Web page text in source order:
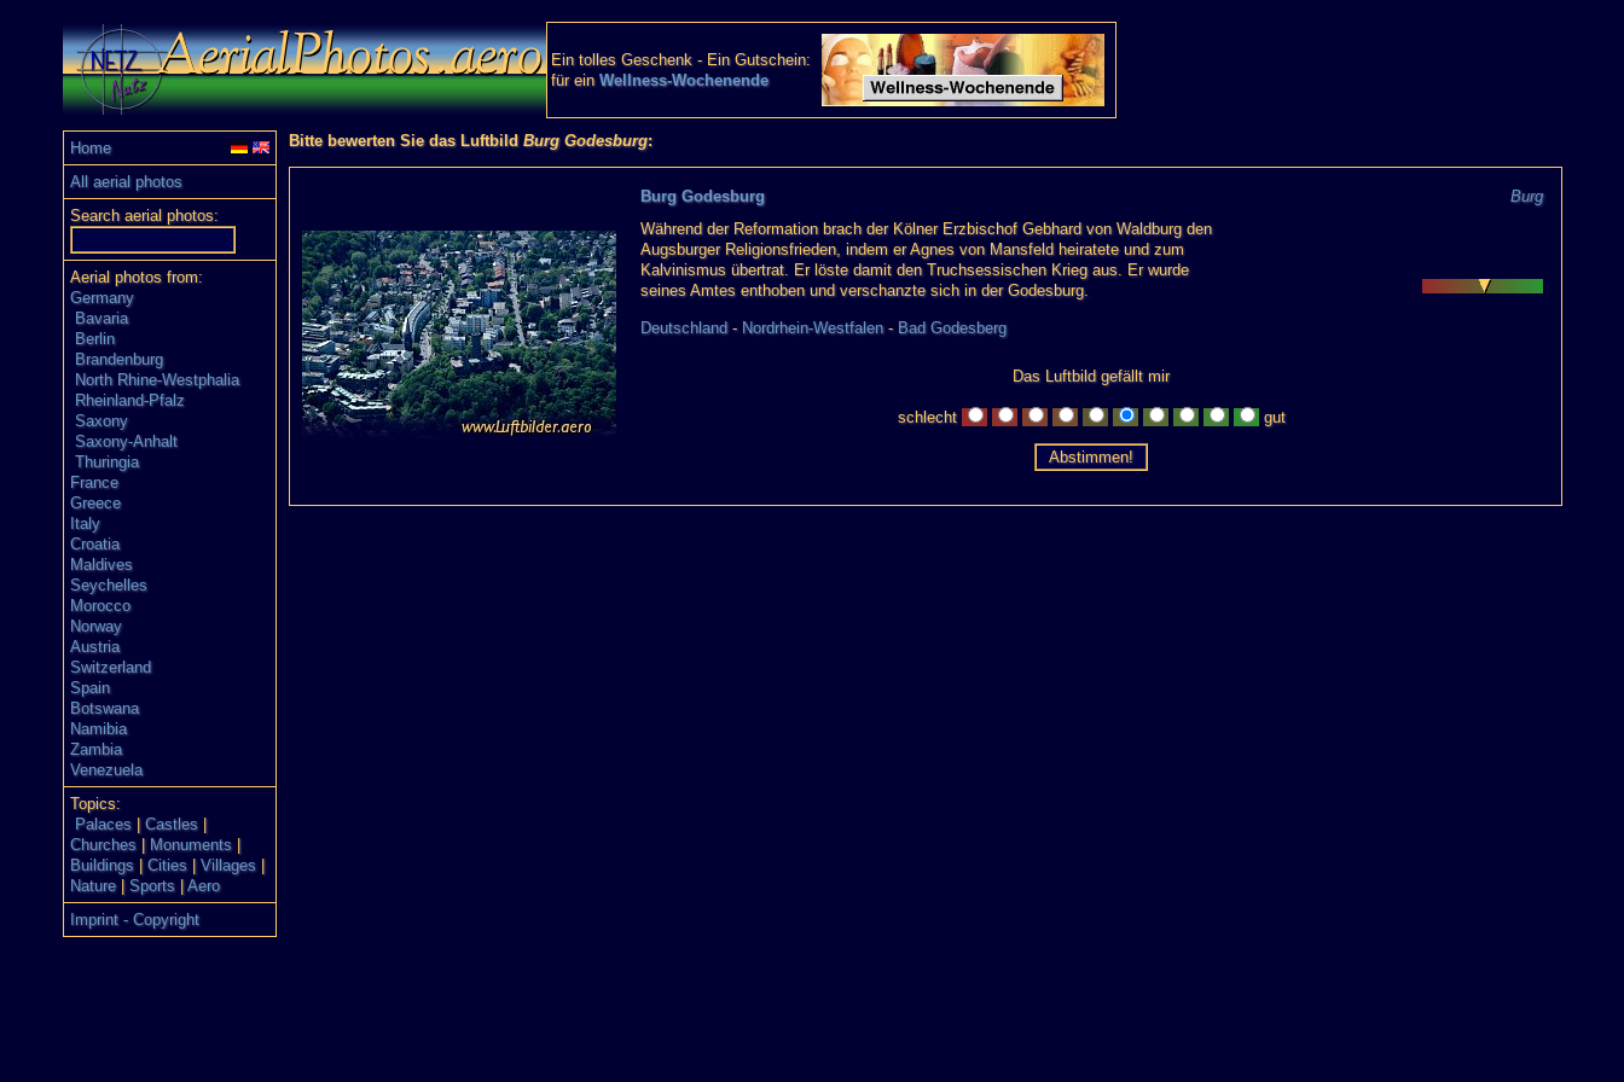
Ein tolles Geschenk - Ein Gutschein:
für ein Wellness-Wochenende
Home
All aerial photos
Search aerial photos:
Aerial photos from:
Germany
Bavaria
Berlin
Brandenburg
North Rhine-Westphalia
Rheinland-Pfalz
Saxony
Saxony-Anhalt
Thuringia
France
Greece
Italy
Croatia
Maldives
Seychelles
Morocco
Norway
Austria
Switzerland
Spain
Botswana
Namibia
Zambia
Venezuela
Topics:
Palaces| Castles|
Churches| Monuments|
Buildings| Cities| Villages|
Nature| Sports| Aero
Imprint - Copyright
Bitte bewerten Sie das Luftbild Burg Godesburg:
Burg Godesburg
Burg
Während der Reformation brach der Kölner Erzbischof Gebhard von Waldburg den
Augsburger Religionsfrieden, indem er Agnes von Mansfeld heiratete und zum
Kalvinismus übertrat. Er löste damit den Truchsessischen Krieg aus. Er wurde
seines Amtes enthoben und verschanzte sich in der Godesburg.
Deutschland- Nordrhein-Westfalen- Bad Godesberg
Das Luftbild gefällt mir
schlecht gut